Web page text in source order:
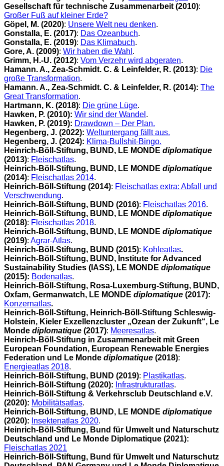
Gesellschaft für technische Zusammenarbeit (2010):
Großer Fuß auf kleiner Erde?
Göpel, M. (2020): Unsere Welt neu denken.
Gonstalla, E. (2017): Das Ozeanbuch.
Gonstalla, E. (2019): Das Klimabuch.
Gore, A. (2009): Wir haben die Wahl .
Grimm, H.-U. (2012): Vom Verzehr wird abgeraten.
Hamann. A., Zea-Schmidt. C. & Leinfelder, R. (2013): Die
große Transformation.
Hamann. A., Zea-Schmidt. C. & Leinfelder, R. (2014): The
Great Transformation.
Hartmann, K. (2018): Die grüne Lüge.
Hawken, P. (2010): Wir sind der Wandel .
Hawken, P. (2019): Drawdown – Der Plan.
Hegenberg, J. (2022): Weltuntergang fällt aus.
Hegenberg, J. (2024): Klima-Bullshit-Bingo.
Heinrich-Böll-Stiftung, BUND, LE MONDE diplomatique
(2013): Fleischatlas.
Heinrich-Böll-Stiftung, BUND, LE MONDE diplomatique
(2014): Fleischatlas 2014.
Heinrich-Böll-Stiftung (2014): Fleischatlas extra: Abfall und
Verschwendung.
Heinrich-Böll-Stiftung, BUND (2016): Fleischatlas 2016.
Heinrich-Böll-Stiftung, BUND, LE MONDE diplomatique
(2018): Fleischatlas 2018.
Heinrich-Böll-Stiftung, BUND, LE MONDE diplomatique
(2019): Agrar-Atlas.
Heinrich-Böll-Stiftung, BUND (2015): Kohleatlas.
Heinrich-Böll-Stiftung, BUND, Institute for Advanced
Sustainability Studies (IASS), LE MONDE diplomatique
(2015): Bodenatlas.
Heinrich-Böll-Stiftung, Rosa-Luxemburg-Stiftung, BUND,
Oxfam, Germanwatch, LE MONDE diplomatique (2017):
Konzernatlas.
Heinrich-Böll-Stiftung, Heinrich-Böll-Stiftung Schleswig-
Holstein, Kieler Exzellenzcluster „Ozean der Zukunft“, Le
Monde diplomatique (2017): Meeresatlas.
Heinrich-Böll-Stiftung in Zusammenarbeit mit Green
European Foundation, European Renewable Energies
Federation und Le Monde diplomatique (2018):
Energieatlas 2018.
Heinrich-Böll-Stiftung, BUND (2019): Plastikatlas.
Heinrich-Böll-Stiftung (2020): Infrastrukturatlas.
Heinrich-Böll-Stiftung & Verkehrsclub Deutschland e.V.
(2020): Mobilitätsatlas.
Heinrich-Böll-Stiftung, BUND, LE MONDE diplomatique
(2020): Insektenatlas 2020.
Heinrich-Böll-Stiftung, Bund für Umwelt und Naturschutz
Deutschland und Le Monde Diplomatique (2021):
Fleischatlas 2021
Heinrich-Böll-Stiftung, Bund für Umwelt und Naturschutz